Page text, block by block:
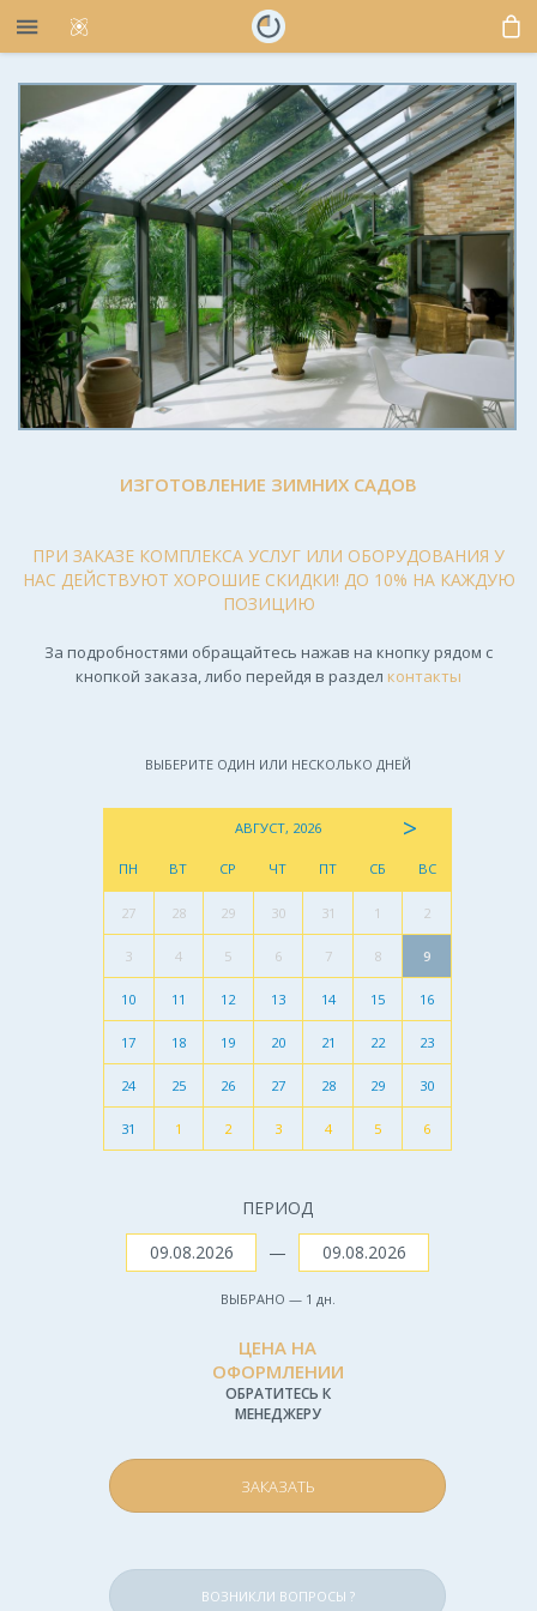
ИЗГОТОВЛЕНИЕ ЗИМНИХ САДОВ
ПРИ ЗАКАЗЕ КОМПЛЕКСА УСЛУГ ИЛИ ОБОРУДОВАНИЯ У
НАС ДЕЙСТВУЮТ ХОРОШИЕ СКИДКИ! ДО 10% НА КАЖДУЮ
ПОЗИЦИЮ
За подробностями обращайтесь нажав на кнопку рядом с
кнопкой заказа, либо перейдя в раздел контакты
ВЫБЕРИТЕ ОДИН ИЛИ НЕСКОЛЬКО ДНЕЙ
АВГУСТ, 2026 >
ПН ВТ СР ЧТ ПТ СБ ВС
27 28 29 30 31 1 2
3 4 5 6 7 8 9
10 11 12 13 14 15 16
17 18 19 20 21 22 23
24 25 26 27 28 29 30
31 1 2 3 4 5 6
ПЕРИОД
—
ВЫБРАНО — 1 дн.
ЦЕНА НА
ОФОРМЛЕНИИ
ОБРАТИТЕСЬ К
МЕНЕДЖЕРУ
ЗАКАЗАТЬ
ВОЗНИКЛИ ВОПРОСЫ ?